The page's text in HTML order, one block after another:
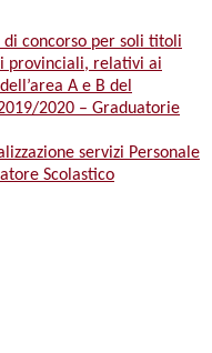
di concorso per soli titoli
provinciali, relativi ai
A e B del
2020 – Graduatorie
servizi Personale
Scolastico